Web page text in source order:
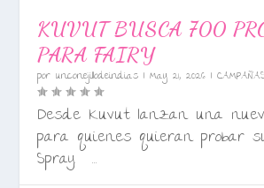
KUVUT BUSCA 700
PARA FAIRY
porunconejillodeindias |May 21, 2026 |
Desde Kuvut lanzan una
para quienes quieran probar
Spray. ...